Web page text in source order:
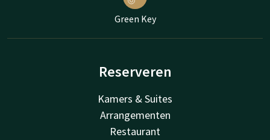
Green Key
Reserveren
Kamers & Suites
Arrangementen
Restaurant